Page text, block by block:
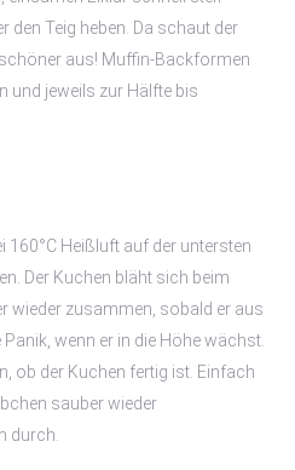
den Teig heben. Da schaut der
aus! Muffin-Backformen
und jeweils zur Hälfte bis
160°C Heißluft auf der untersten
Der Kuchen bläht sich beim
wieder zusammen, sobald er aus
wenn er in die Höhe wächst.
ob der Kuchen fertig ist. Einfach
sauber wieder
durch.